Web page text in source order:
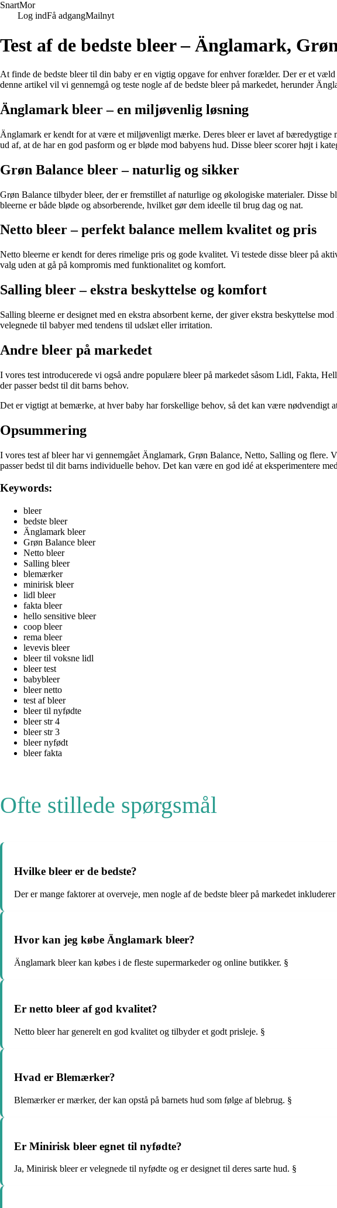
SnartMor
Log indFå adgangMailnyt
Test af de bedste bleer – Änglamark,
At finde de bedste bleer til din baby er en vigtig opgave for enhver forælder. Der er et
denne artikel vil vi gennemgå og teste nogle af de bedste bleer på markedet, herunder
Änglamark bleer – en miljøvenlig løsning
Änglamark er kendt for at være et miljøvenligt mærke. Deres bleer er lavet af
ud af, at de har en god pasform og er bløde mod babyens hud. Disse bleer scorer højt i
Grøn Balance bleer – naturlig og sikker
Grøn Balance tilbyder bleer, der er fremstillet af naturlige og økologiske materialer. Disse
bleerne er både bløde og absorberende, hvilket gør dem ideelle til brug dag og nat.
Netto bleer – perfekt balance mellem kvalitet og pris
Netto bleerne er kendt for deres rimelige pris og gode kvalitet. Vi testede disse bleer på
valg uden at gå på kompromis med funktionalitet og komfort.
Salling bleer – ekstra beskyttelse og komfort
Salling bleerne er designet med en ekstra absorbent kerne, der giver ekstra beskyttelse
velegnede til babyer med tendens til udslæt eller irritation.
Andre bleer på markedet
I vores test introducerede vi også andre populære bleer på markedet såsom Lidl, Fakta,
der passer bedst til dit barns behov.
Det er vigtigt at bemærke, at hver baby har forskellige behov, så det kan være nødvendigt
Opsummering
I vores test af bleer har vi gennemgået Änglamark, Grøn Balance, Netto, Salling og
passer bedst til dit barns individuelle behov. Det kan være en god idé at eksperimentere
Keywords:
bleer
bedste bleer
Änglamark bleer
Grøn Balance bleer
Netto bleer
Salling bleer
blemærker
minirisk bleer
lidl bleer
fakta bleer
hello sensitive bleer
coop bleer
rema bleer
levevis bleer
bleer til voksne lidl
bleer test
babybleer
bleer netto
test af bleer
bleer til nyfødte
bleer str 4
bleer str 3
bleer nyfødt
bleer fakta
Ofte stillede spørgsmål
Hvilke bleer er de bedste?
Der er mange faktorer at overveje, men nogle af de bedste bleer på markedet
Hvor kan jeg købe Änglamark bleer?
Änglamark bleer kan købes i de fleste supermarkeder og online butikker. §
Er netto bleer af god kvalitet?
Netto bleer har generelt en god kvalitet og tilbyder et godt prisleje. §
Hvad er Blemærker?
Blemærker er mærker, der kan opstå på barnets hud som følge af blebrug. §
Er Minirisk bleer egnet til nyfødte?
Ja, Minirisk bleer er velegnede til nyfødte og er designet til deres sarte hud. §